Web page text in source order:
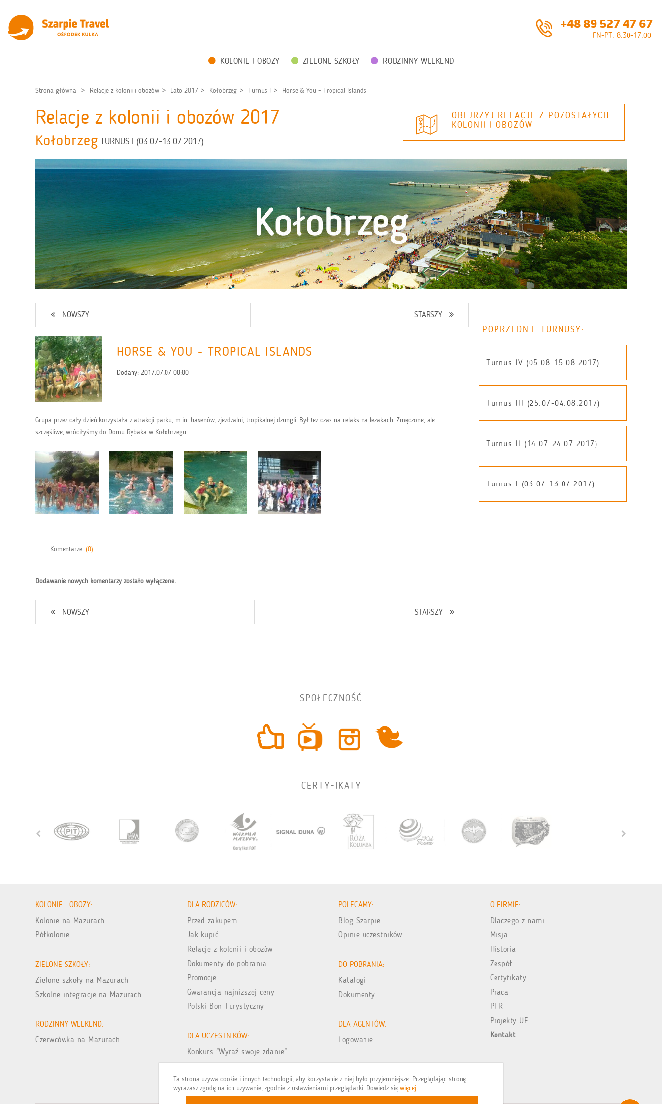
Ta strona używa cookie i innych technologii, aby korzystanie z niej było przyjemniejsze. Przeglądając stronę
wyrażasz zgodę na ich używanie, zgodnie z ustawieniami przeglądarki. Dowiedz się więcej.
+48 89 527 47 67
PN-PT: 8:30-17:00
KOLONIE I OBOZY ZIELONE SZKOŁY RODZINNY WEEKEND
Strona główna Relacje z kolonii i obozów Lato 2017 Kołobrzeg Turnus I Horse & You - Tropical Islands
Relacje z kolonii i obozów 2017
Kołobrzeg TURNUS I (03.07-13.07.2017)
OBEJRZYJ RELACJE Z POZOSTAŁYCH
KOLONII I OBOZÓW
NOWSZY STARSZY
HORSE & YOU - TROPICAL ISLANDS
Dodany: 2017.07.07 00:00
Grupa przez cały dzień korzystała z atrakcji parku, m.in. basenów, zjeżdżalni, tropikalnej dżungli. Był też czas na relaks na leżakach. Zmęczone, ale
szczęśliwe, wróciłyśmy do Domu Rybaka w Kołobrzegu.
Komentarze: (0)
Dodawanie nowych komentarzy zostało wyłączone.
NOWSZY STARSZY
POPRZEDNIE TURNUSY:
Turnus IV (05.08-15.08.2017)
Turnus III (25.07-04.08.2017)
Turnus II (14.07-24.07.2017)
Turnus I (03.07-13.07.2017)
SPOŁECZNOŚĆ
CERTYFIKATY
KOLONIE I OBOZY:
Kolonie na Mazurach
Półkolonie
ZIELONE SZKOŁY:
Zielone szkoły na Mazurach
Szkolne integracje na Mazurach
RODZINNY WEEKEND:
Czerwcówka na Mazurach
DLA RODZICÓW:
Przed zakupem
Jak kupić
Relacje z kolonii i obozów
Dokumenty do pobrania
Promocje
Gwarancja najniższej ceny
Polski Bon Turystyczny
DLA UCZESTNIKÓW:
Konkurs "Wyraź swoje zdanie"
Galeria zdjęć z wakacji
POLECAMY:
Blog Szarpie
Opinie uczestników
DO POBRANIA:
Katalogi
Dokumenty
DLA AGENTÓW:
Logowanie
O FIRMIE:
Dlaczego z nami
Misja
Historia
Zespół
Certyfikaty
Praca
PFR
Projekty UE
Kontakt